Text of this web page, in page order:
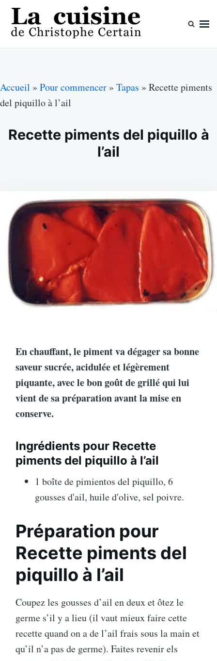
Skip
content
Search
for:
Accueil » Pour commencer » Tapas » Recette piments
del piquillo à l’ail
Recette piments del piquillo à
l’ail
En chauffant, le piment va dégager sa bonne
saveur sucrée, acidulée et légèrement
piquante, avec le bon goût de grillé qui lui
vient de sa préparation avant la mise en
conserve.
Ingrédients pour Recette
piments del piquillo à l’ail
1 boîte de pimientos del piquillo, 6
gousses d'ail, huile d'olive, sel poivre.
Préparation pour
Recette piments del
piquillo à l’ail
Coupez les gousses d’ail en deux et ôtez le
germe s’il y a lieu (il vaut mieux faire cette
recette quand on a de l’ail frais sous la main et
qu’il n’a pas de germe). Faites revenir els